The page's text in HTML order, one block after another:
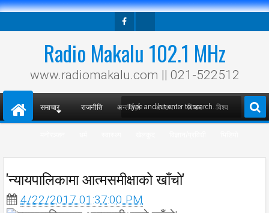
Radio Makalu 102.1 MHz
www.radiomakalu.com || 021-522512
समाचार राजनीति अन्तर्वार्ता अपराध विचार विश्व
'न्यायपालिकामा आत्मसमीक्षाको खाँचो'
4/22/2017 01:37:00 PM